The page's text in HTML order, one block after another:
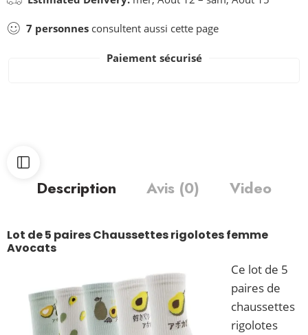
7 personnes consultent aussi cette page
Paiement sécurisé
Description Avis (0) Video
Lot de 5 paires Chaussettes rigolotes femme
Avocats
Ce lot de 5
paires de
chaussettes
rigolotes